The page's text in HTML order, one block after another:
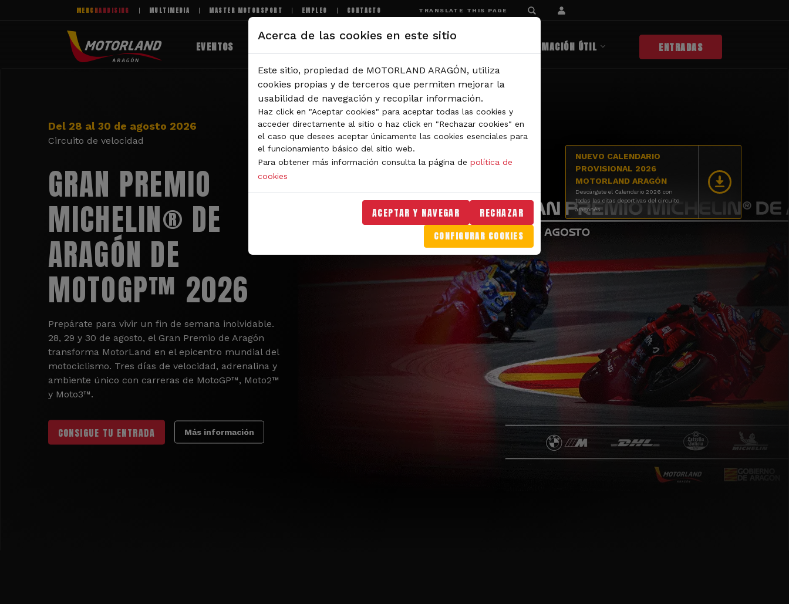
Pasar al contenido principal
MERCHANDISING MULTIMEDIA MASTER MOTORSPORT EMPLEO CONTACTO TRANSLATE THIS PAGE
EVENTOS INFORMACIÓN ÚTIL ENTRADAS
Del 28 al 30 de agosto 2026
Circuito de velocidad
GRAN PREMIO
MICHELIN® DE
ARAGÓN DE
MOTOGP™ 2026
Prepárate para vivir un fin de semana inolvidable.
28, 29 y 30 de agosto, el Gran Premio de Aragón
transforma MotorLand en el epicentro mundial del
motociclismo. Tres días de velocidad, adrenalina y
ambiente único con carreras de MotoGP™, Moto2™
y Moto3™.
CONSIGUE TU ENTRADA Más información
NUEVO CALENDARIO
PROVISIONAL 2026
MOTORLAND ARAGÓN
Descárgate el Calendario 2026 con
todas las citas deportivas del circuito
aragonés
Acerca de las cookies en este sitio
Este sitio, propiedad de MOTORLAND ARAGÓN, utiliza
cookies propias y de terceros que permiten mejorar la
usabilidad de navegación y recopilar información.
Haz click en "Aceptar cookies" para aceptar todas las cookies y
acceder directamente al sitio o haz click en "Rechazar cookies" en
el caso que desees aceptar únicamente las cookies esenciales para
el funcionamiento básico del sitio web.
Para obtener más información consulta la página de política de
cookies
ACEPTAR Y NAVEGAR RECHAZAR
CONFIGURAR COOKIES